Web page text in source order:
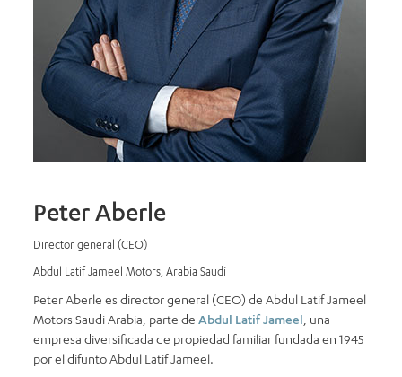
Peter Aberle
Director general (CEO)
Abdul Latif Jameel Motors, Arabia Saudí
Peter Aberle es director general (CEO) de Abdul Latif Jameel
Motors Saudi Arabia, parte de Abdul Latif Jameel , una
empresa diversificada de propiedad familiar fundada en 1945
por el difunto Abdul Latif Jameel.